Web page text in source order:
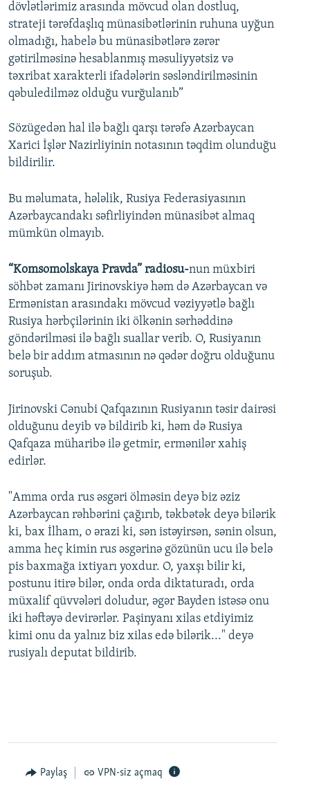
dövlətlərimiz arasında mövcud olan dostluq,
strateji tərəfdaşlıq münasibətlərinin ruhuna uyğun
olmadığı, habelə bu münasibətlərə zərər
gətirilməsinə hesablanmış məsuliyyətsiz və
təxribat xarakterli ifadələrin səsləndirilməsinin
qəbuledilməz olduğu vurğulanıb”
Sözügedən hal ilə bağlı qarşı tərəfə Azərbaycan
Xarici İşlər Nazirliyinin notasının təqdim olunduğu
bildirilir.
Bu məlumata, hələlik, Rusiya Federasiyasının
Azərbaycandakı səfirliyindən münasibət almaq
mümkün olmayıb.
“Komsomolskaya Pravda” radiosu-nun müxbiri
söhbət zamanı Jirinovskiyə həm də Azərbaycan və
Ermənistan arasındakı mövcud vəziyyətlə bağlı
Rusiya hərbçilərinin iki ölkənin sərhəddinə
göndərilməsi ilə bağlı suallar verib. O, Rusiyanın
belə bir addım atmasının nə qədər doğru olduğunu
soruşub.
Jirinovski Cənubi Qafqazının Rusiyanın təsir dairəsi
olduğunu deyib və bildirib ki, həm də Rusiya
Qafqaza müharibə ilə getmir, ermənilər xahiş
edirlər.
"Amma orda rus əsgəri ölməsin deyə biz əziz
Azərbaycan rəhbərini çağırıb, təkbətək deyə bilərik
ki, bax İlham, o ərazi ki, sən istəyirsən, sənin olsun,
amma heç kimin rus əsgərinə gözünün ucu ilə belə
pis baxmağa ixtiyarı yoxdur. O, yaxşı bilir ki,
postunu itirə bilər, onda orda diktaturadı, orda
müxalif qüvvələri doludur, əgər Bayden istəsə onu
iki həftəyə devirərlər. Paşinyanı xilas etdiyimiz
kimi onu da yalnız biz xilas edə bilərik..." deyə
rusiyalı deputat bildirib.
Paylaş VPN-siz açmaq